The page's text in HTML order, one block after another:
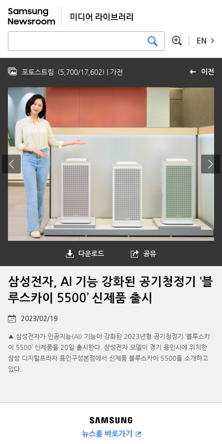
EN
이전
포토스트림 (5,700/17,602) | 가전
다운로드 공유
삼성전자, AI 기능 강화된 공기청정기 ‘블
루스카이 5500’ 신제품 출시
2023/02/19
▲ 삼성전자가 인공지능(AI) 기능이 강화된 2023년형 공기청정기 ‘블루스카
이 5500’ 신제품을 20일 출시한다. 삼성전자 모델이 경기 용인시에 위치한
삼성 디지털프라자 용인구성본점에서 신제품 블루스카이 5500을 소개하고
있다.
뉴스룸 바로가기